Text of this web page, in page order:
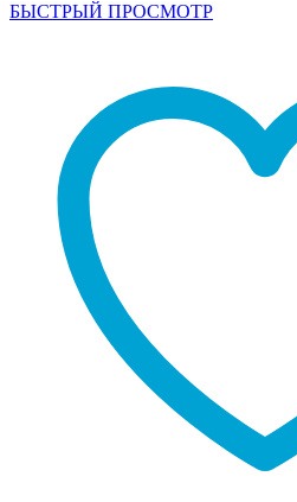
БЫСТРЫЙ ПРОСМОТР